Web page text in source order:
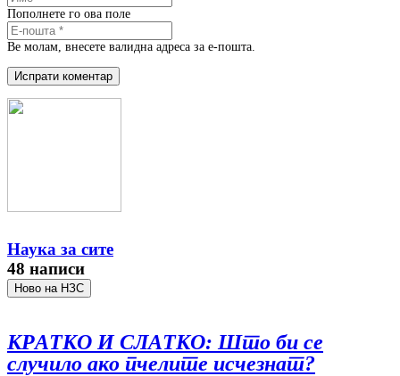
Пополнете го ова поле
Ве молам, внесете валидна адреса за е-пошта.
Испрати коментар
Наука за сите
48 написи
Ново на НЗС
КРАТКО И СЛАТКО: Што би се
случило ако пчелите исчезнат?